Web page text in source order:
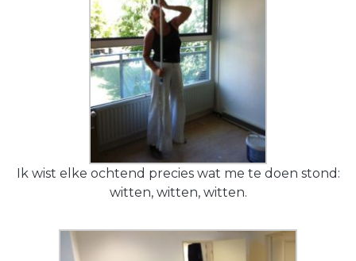
Ik wist elke ochtend precies wat me te doen stond:
witten, witten, witten.